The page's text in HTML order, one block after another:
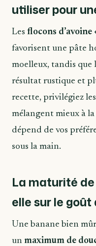
utiliser pour
Les flocons
favorisent une pâte
moelleux, tandis que
résultat rustique et
recette, privilégiez
mélangent mieux à la
dépend de vos
sous la main.
La maturité
elle sur le goût
Une banane bien
un maximum de